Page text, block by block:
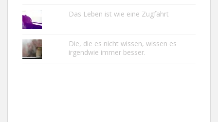
Das Leben ist wie eine Zugfahrt
Die, die es nicht wissen, wissen es
irgendwie immer besser.